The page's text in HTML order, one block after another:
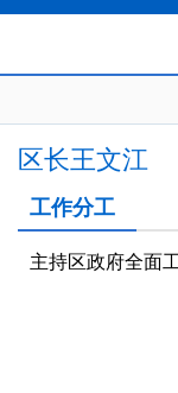
区长王文江
工作分工
主持区政府全面